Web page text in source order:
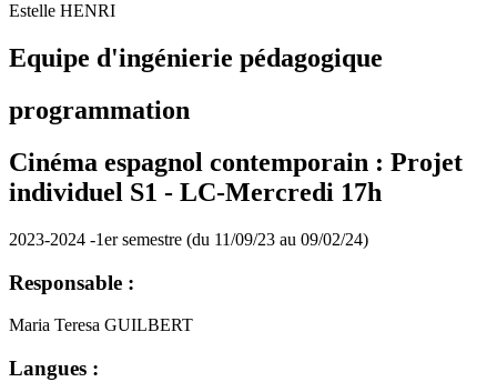
Estelle HENRI
Equipe d'ingénierie pédagogique
programmation
Cinéma espagnol contemporain : Projet
individuel S1 - LC-Mercredi 17h
2023-2024 -1er semestre (du 11/09/23 au 09/02/24)
Responsable :
Maria Teresa GUILBERT
Langues :